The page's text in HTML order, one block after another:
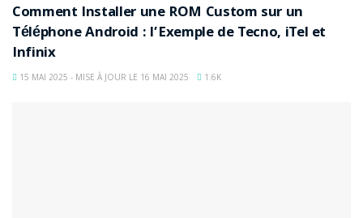
Comment Installer une ROM Custom sur un
Téléphone Android : l’Exemple de Tecno, iTel et
Infinix
15 MAI 2025 - MISE À JOUR LE 16 MAI 2025 1.6K